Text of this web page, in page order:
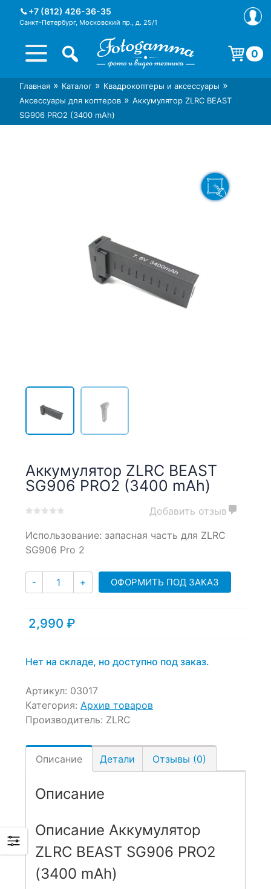
+7 (812) 426-36-35
Санкт-Петербург, Московский пр., д. 25/1
Интернет-магазин фототехники
Foto-Gamma в СПб
Магазин фотоаксессуаров foto-
gamma.ru
0
Корзина пуста.
Главная » Каталог » Квадрокоптеры и аксессуары »
Аксессуары для коптеров » Аккумулятор ZLRC BEAST
SG906 PRO2 (3400 mAh)
Аккумулятор ZLRC BEAST
SG906 PRO2 (3400 mAh)
out
ratings
Добавить отзыв
Использование: запасная часть для ZLRC
SG906 Pro 2
- Количество
+ ОФОРМИТЬ ПОД ЗАКАЗ
2,990 ₽
Нет на складе, но доступно под заказ.
Артикул: 03017
Категория: Архив товаров
Производитель: ZLRC
Описание Детали Отзывы (0)
Описание
Описание Аккумулятор
ZLRC BEAST SG906 PRO2
(3400 mAh)